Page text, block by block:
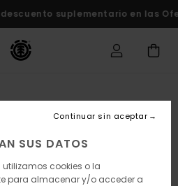
suplementario en las
SUS DATOS
cookies o la
para almacenar y/o acceder a
Continuar sin aceptar